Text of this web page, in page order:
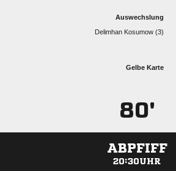
Auswechslung
  
Gelbe Karte
80'
ABPFIFF
20:30UHR